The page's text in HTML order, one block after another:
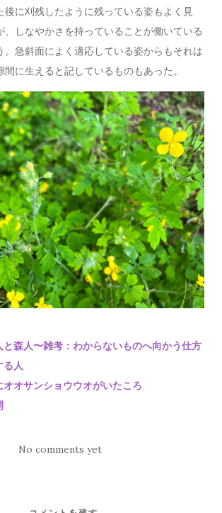
後に刈残したように残っている姿もよく見
、しなやかさを持っていることが働いている
。急斜面によく適応している姿からもそれは
に生えると記しているものもあった。
と森人〜雑考：わからないものへ向かう仕方
る人
オオサンショウウオがいたころ
No comments yet